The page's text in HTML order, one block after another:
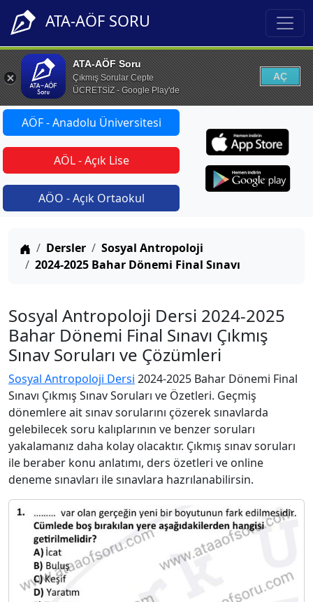
ATA-AÖF SORU
ATA-AÖF Soru
Çıkmış Sorular Cepte
ÜCRETSİZ - Google Play'de
AÇ
AÖF - Anadolu Üniversitesi
AÖL - Açık Lise
AÖO - Açık Ortaokul
Anasayfa
Dersler
Sosyal Antropoloji
2024-2025 Bahar Dönemi Final Sınavı
Sosyal Antropoloji Dersi 2024-2025
Bahar Dönemi Final Sınavı Çıkmış
Sınav Soruları ve Çözümleri
Sosyal Antropoloji Dersi 2024-2025 Bahar Dönemi Final
Sınavı Çıkmış Sınav Soruları ve Özetleri. Geçmiş
dönemlere ait sınav sorularını çözerek sınavlarda
gelebilecek soru kalıplarının ve benzer soruları
yakalamanız daha kolay olacaktır. Çıkmış sınav soruları
ile beraber konu anlatımı, ders özetleri ve online
deneme sınavları ile sınavlara hazrılanabilirsin.